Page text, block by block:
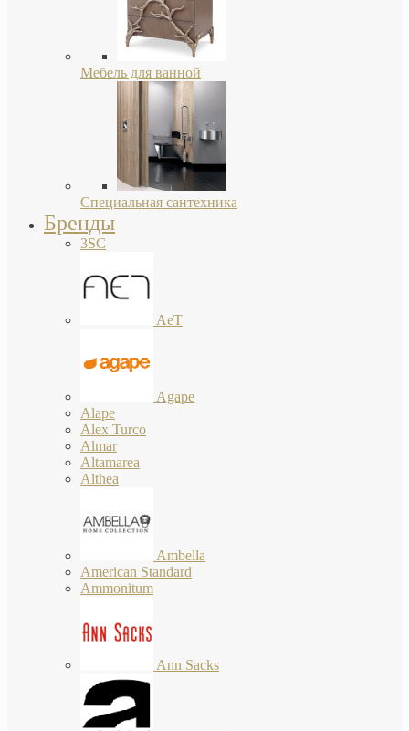
Мебель для ванной
Специальная сантехника
Бренды
3SC
AeT
Agape
Alape
Alex Turco
Almar
Altamarea
Althea
Ambella
American Standard
Ammonitum
Ann Sacks